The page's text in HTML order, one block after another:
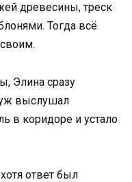
древесины, треск
Тогда всё
Элина сразу
выслушал
в коридоре и устало
ответ был